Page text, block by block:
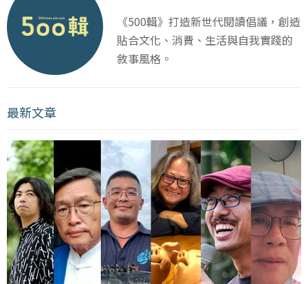
《500輯》打造新世代閱讀倡議，創造
貼合文化、消費、生活與自我實踐的
敘事風格。
最新文章